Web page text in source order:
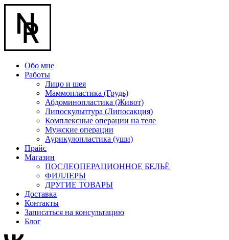
Обо мне
Работы
Лицо и шея
Маммопластика (Грудь)
Абдоминопластика (Живот)
Липоскульптура (Липосакция)
Комплексные операции на теле
Мужские операции
Аурикулопластика (уши)
Прайс
Магазин
ПОСЛЕОПЕРАЦИОННОЕ БЕЛЬЁ
ФИЛЛЕРЫ
ДРУГИЕ ТОВАРЫ
Доставка
Контакты
Записаться на консультацию
Блог